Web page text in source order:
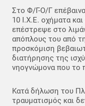
Στο Φ/Γ-Ο/Γ
10 Ι.Χ.Ε. οχήματα
επέστρεψε στο
απόπλους του από
προσκόμιση
διατήρησης της
νηογνώμονα που το
Κατά δήλωση του
τραυματισμός και